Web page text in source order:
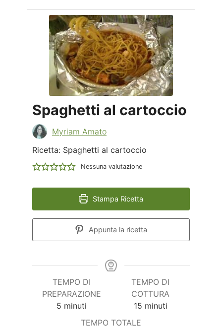
Spaghetti al cartoccio
Myriam Amato
Ricetta: Spaghetti al cartoccio
Nessuna valutazione
Stampa Ricetta
Appunta la ricetta
TEMPO DI
PREPARAZIONE
5 minuti
minuti
TEMPO DI
COTTURA
15 minuti
minuti
TEMPO TOTALE